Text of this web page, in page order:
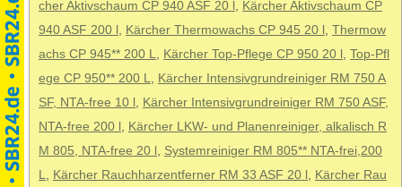
cher Aktivschaum CP 940 ASF 20 l , Kärcher Aktivschaum CP
940 ASF 200 l , Kärcher Thermowachs CP 945 20 l , Thermow
achs CP 945** 200 L, Kärcher Top-Pflege CP 950 20 l , Top-Pfl
ege CP 950** 200 L, Kärcher Intensivgrundreiniger RM 750 A
SF, NTA-free 10 l , Kärcher Intensivgrundreiniger RM 750 ASF,
NTA-free 200 l , Kärcher LKW- und Planenreiniger, alkalisch R
M 805, NTA-free 20 l , Systemreiniger RM 805** NTA-frei,200
L, Kärcher Rauchharzentferner RM 33 ASF 20 l , Kärcher Rau